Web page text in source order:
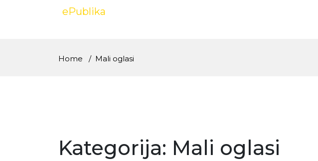
ePublika
Home Mali oglasi
Kategorija: Mali oglasi